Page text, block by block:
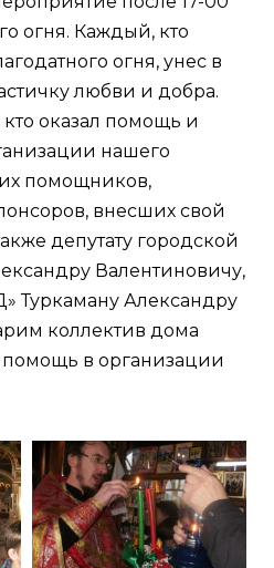
огня. Каждый, кто
огня, унес в
любви и добра.
оказал помощь и
нашего
помощников,
внесших свой
депутату городской
Валентиновичу,
Туркаману Александру
коллектив дома
помощь в организации